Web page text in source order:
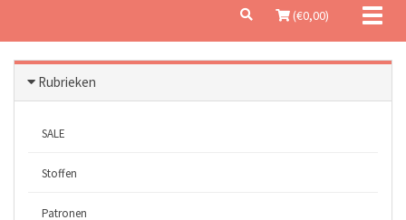
(€0,00)
Rubrieken
SALE
Stoffen
Patronen